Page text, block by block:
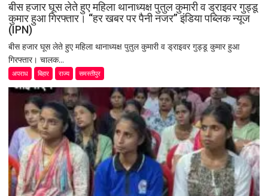
बीस हजार घूस लेते हुए महिला थानाध्यक्ष पुतुल कुमारी व ड्राइवर गुड्डू
कुमार हुआ गिरफ्तार। “हर खबर पर पैनी नजर” इंडिया पब्लिक न्यूज
(IPN)
बीस हजार घूस लेते हुए महिला थानाध्यक्ष पुतुल कुमारी व ड्राइवर गुड्डू कुमार हुआ
गिरफ्तार। चालक...
अपराध बिहार राज्य समस्तीपुर